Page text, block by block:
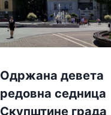
Одржана девета
редовна седница
Скупштине града